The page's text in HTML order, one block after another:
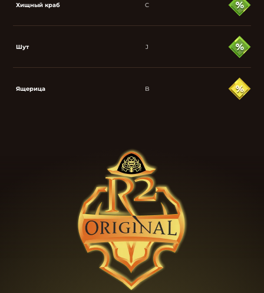
Хищный краб C
Шут J
Ящерица B